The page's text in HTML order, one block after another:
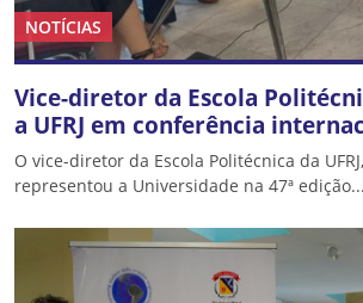
NOTÍCIAS
Vice-diretor da Escola
a UFRJ em conferência
O vice-diretor da Escola Politécnica da
representou a Universidade na 47ª edição...